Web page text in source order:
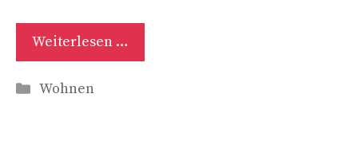
Weiterlesen …
Kategorien
Wohnen